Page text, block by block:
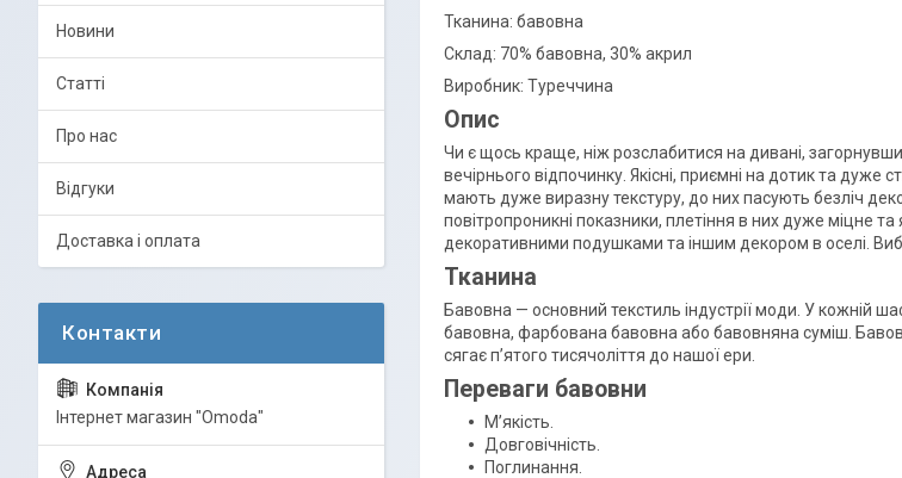
Тканина: бавовна
Склад: 70% бавовна, 30% акрил
Виробник: Туреччина
Опис
Чи є щось краще, ніж розслабитися на дивані,
вечірнього відпочинку. Якісні, приємні на дотик та
мають дуже виразну текстуру, до них пасують безліч
повітропроникні показники, плетіння в них дуже міцне
декоративними подушками та іншим декором в оселі.
Тканина
Бавовна — основний текстиль індустрії моди. У кожній
бавовна, фарбована бавовна або бавовняна суміш.
сягає п’ятого тисячоліття до нашої ери.
Переваги бавовни
М’якість.
Довговічність.
Поглинання.
Новини
Статті
Про нас
Відгуки
Доставка і оплата
Інтернет магазин "Omoda"